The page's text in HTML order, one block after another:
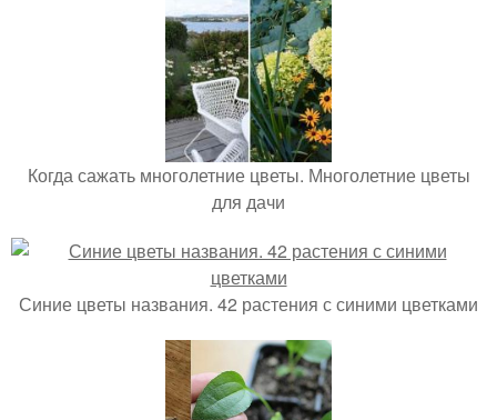
Когда сажать многолетние цветы. Многолетние цветы
для дачи
Синие цветы названия. 42 растения с синими цветками